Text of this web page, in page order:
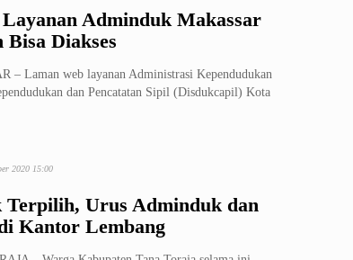
Adminduk Makassar
Bisa Diakses
– Laman web layanan Administrasi Kependudukan
dan Pencatatan Sipil (Disdukcapil) Kota
Terpilih, Urus Adminduk dan
Kantor Lembang
2020 15:00